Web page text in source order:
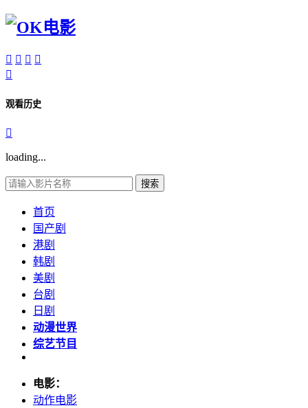
   

观看历史

loading...
搜索
首页
国产剧
港剧
韩剧
美剧
台剧
日剧
动漫世界
综艺节目
电影：
动作电影